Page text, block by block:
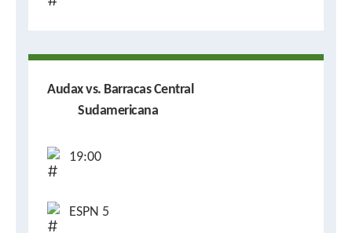
Audax vs. Barracas Central
Sudamericana
19:00
ESPN 5